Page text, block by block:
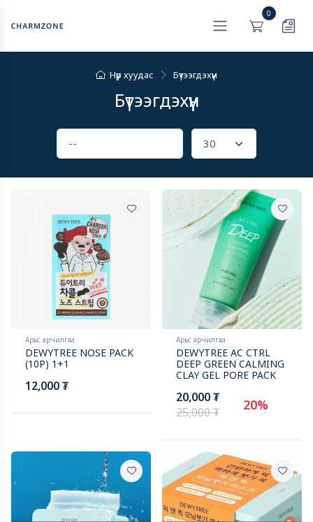
0
Нүүр хуудас Бүтээгдэхүүн
Бүтээгдэхүүн
Арьс арчилгаа
DEWYTREE NOSE PACK
(10P) 1+1
12,000 ₮
Арьс арчилгаа
DEWYTREE AC CTRL
DEEP GREEN CALMING
CLAY GEL PORE PACK
20,000 ₮
25,000 ₮
20%